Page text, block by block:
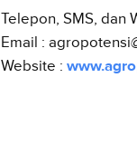
Telepon, SMS, dan
Email :
Website :